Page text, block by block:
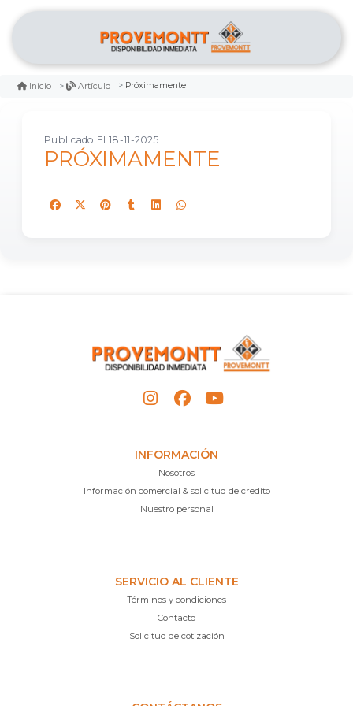
Inicio Artículo Próximamente
Publicado El 18-11-2025
PRÓXIMAMENTE
INFORMACIÓN
Nosotros
Información comercial & solicitud de credito
Nuestro personal
SERVICIO AL CLIENTE
Términos y condiciones
Contacto
Solicitud de cotización